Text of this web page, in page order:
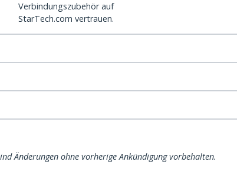
Verbindungszubehör auf
StarTech.com vertrauen.
Änderungen ohne vorherige Ankündigung vorbehalten.